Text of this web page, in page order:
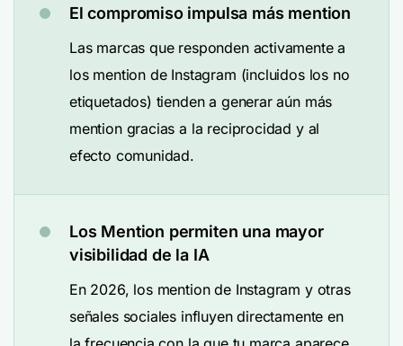
El compromiso impulsa más mention
Las marcas que responden activamente a
los mention de Instagram (incluidos los no
etiquetados) tienden a generar aún más
mention gracias a la reciprocidad y al
efecto comunidad.
Los Mention permiten una mayor
visibilidad de la IA
En 2026, los mention de Instagram y otras
señales sociales influyen directamente en